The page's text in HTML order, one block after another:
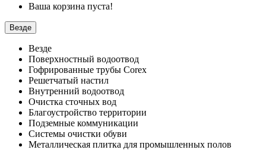
Ваша корзина пуста!
Везде
Везде
Поверхностный водоотвод
Гофрированные трубы Corex
Решетчатый настил
Внутренний водоотвод
Очистка сточных вод
Благоустройство территории
Подземные коммуникации
Системы очистки обуви
Металлическая плитка для промышленных полов